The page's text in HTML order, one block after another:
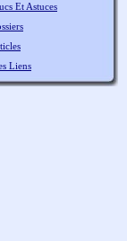
Et Astuces
Liens